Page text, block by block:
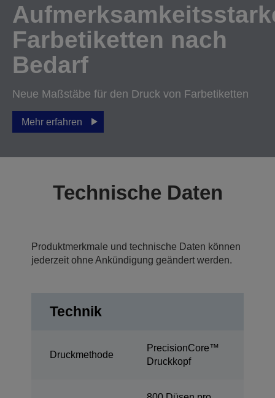
Farbetiketten nach
Bedarf
Neue Maßstäbe für den Druck von Farbetiketten
Mehr erfahren
Technische Daten
Produktmerkmale und technische Daten können
jederzeit ohne Ankündigung geändert werden.
Technik
Druckmethode
PrecisionCore™
Druckkopf